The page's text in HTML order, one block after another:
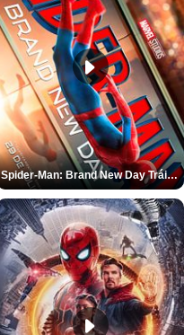
Spider-Man: Brand New Day Tráiler (3)